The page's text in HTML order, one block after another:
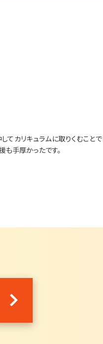
てカリキュラムに取りくむこと
も手厚かったです。